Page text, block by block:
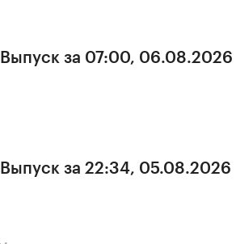
Выпуск за 07:00, 06.08.2026
Выпуск за 22:34, 05.08.2026